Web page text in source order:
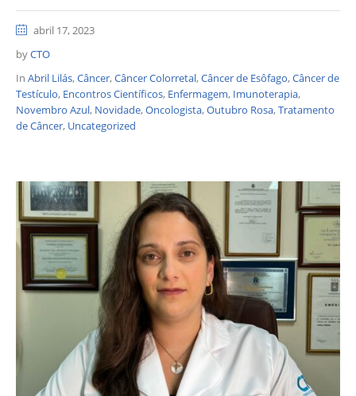
abril 17, 2023
byCTO
In Abril Lilás,Câncer,Câncer Colorretal,Câncer de Esôfago,Câncer de
Testículo, Encontros Científicos, Enfermagem, Imunoterapia,
Novembro Azul, Novidade,Oncologista,Outubro Rosa,Tratamento
de Câncer, Uncategorized